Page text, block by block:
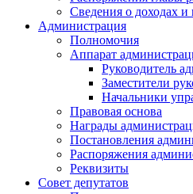
Сведения о доходах и
Администрация
Полномочия
Аппарат
Руководитель
Заместители
Начальники
Правовая основа
Награды
Постановления
Распоряжения
Реквизиты
Совет депутатов